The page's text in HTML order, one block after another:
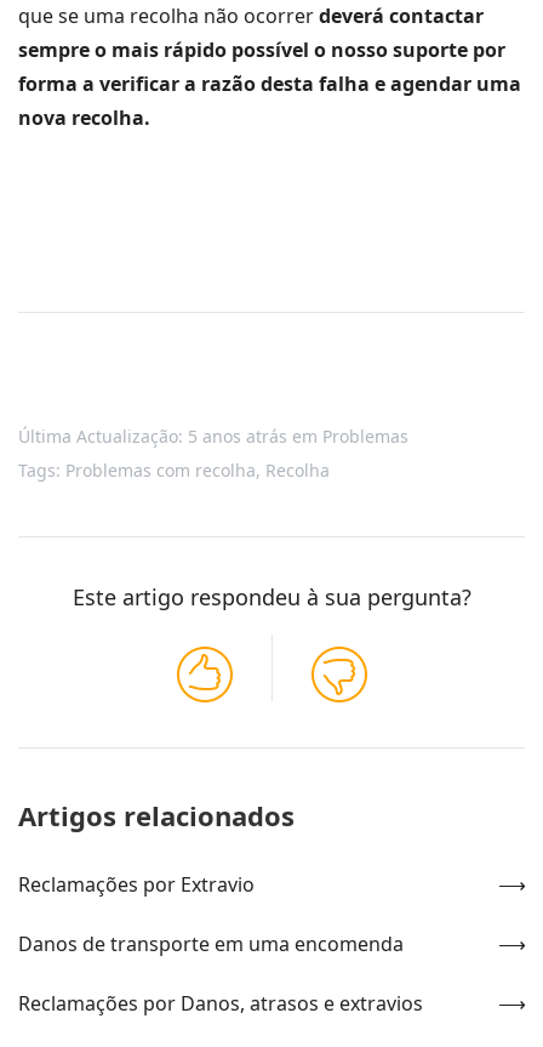
que se uma recolha não ocorrerdeverá contactar
sempre o mais rápido possível o nosso suporte por
forma a verificar a razão desta falha e agendar uma
nova recolha.
Última Actualização: 5 anos atrás em Problemas
Tags: Problemas com recolha, Recolha
Este artigo respondeu à sua pergunta?
Artigos relacionados
Reclamações por Extravio
Danos de transporte em uma encomenda
Reclamações por Danos, atrasos e extravios